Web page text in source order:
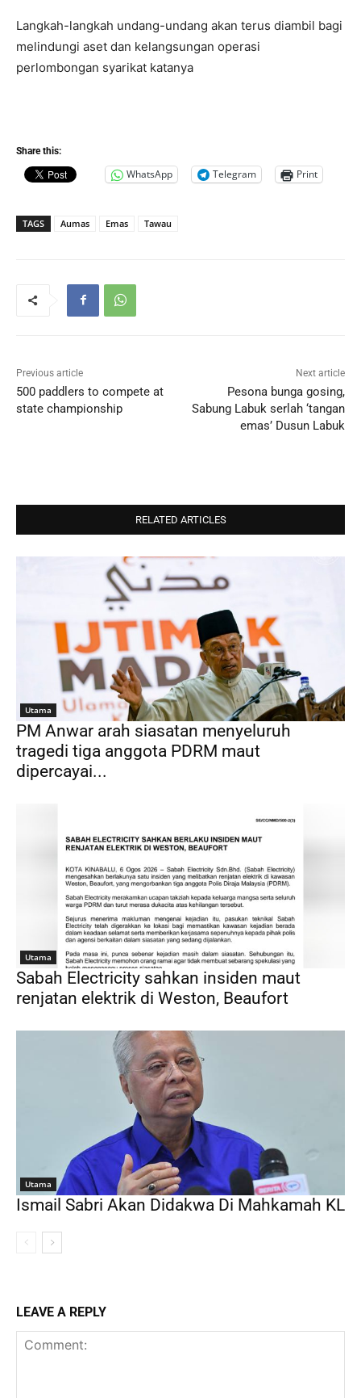
Langkah-langkah undang-undang akan terus diambil bagi
melindungi aset dan kelangsungan operasi
perlombongan syarikat katanya
Share this:
WhatsApp Telegram Print
TAGS Aumas Emas Tawau
Previous article
500 paddlers to compete at
state championship
Next article
Pesona bunga gosing,
Sabung Labuk serlah ‘tangan
emas’ Dusun Labuk
RELATED ARTICLES
Utama
PM Anwar arah siasatan menyeluruh
tragedi tiga anggota PDRM maut
dipercayai...
Utama
Sabah Electricity sahkan insiden maut
renjatan elektrik di Weston, Beaufort
Utama
Ismail Sabri Akan Didakwa Di Mahkamah KL
LEAVE A REPLY